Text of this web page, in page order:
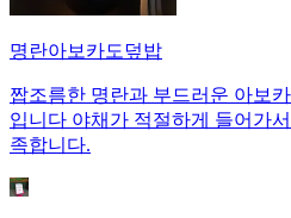
명란아보카도덮밥
짭조름한 명란과 부드러운 아보
입니다 야채가 적절하게 들어가
족합니다.